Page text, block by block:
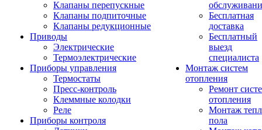
Клапаны перепускные
Клапаны подпиточные
Клапаны редукционные
Приводы
Электрические
Термоэлектрические
Приборы управления
Термостаты
Пресс-контроль
Клеммные колодки
Реле
Приборы контроля
Бесплатная
доставка
Бесплатный
выезд
специалиста
Монтаж систем
отопления
Ремонт
отопления
Монтаж
пола